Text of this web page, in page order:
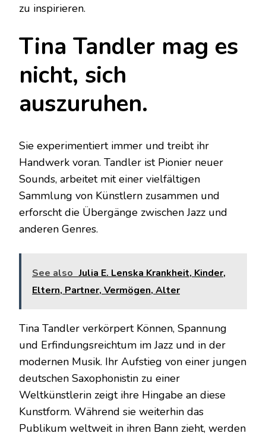
zu inspirieren.
Tina Tandler mag es
nicht, sich
auszuruhen.
Sie experimentiert immer und treibt ihr
Handwerk voran. Tandler ist Pionier neuer
Sounds, arbeitet mit einer vielfältigen
Sammlung von Künstlern zusammen und
erforscht die Übergänge zwischen Jazz und
anderen Genres.
See also Julia E. Lenska Krankheit, Kinder,
Eltern, Partner, Vermögen, Alter
Tina Tandler verkörpert Können, Spannung
und Erfindungsreichtum im Jazz und in der
modernen Musik. Ihr Aufstieg von einer jungen
deutschen Saxophonistin zu einer
Weltkünstlerin zeigt ihre Hingabe an diese
Kunstform. Während sie weiterhin das
Publikum weltweit in ihren Bann zieht, werden